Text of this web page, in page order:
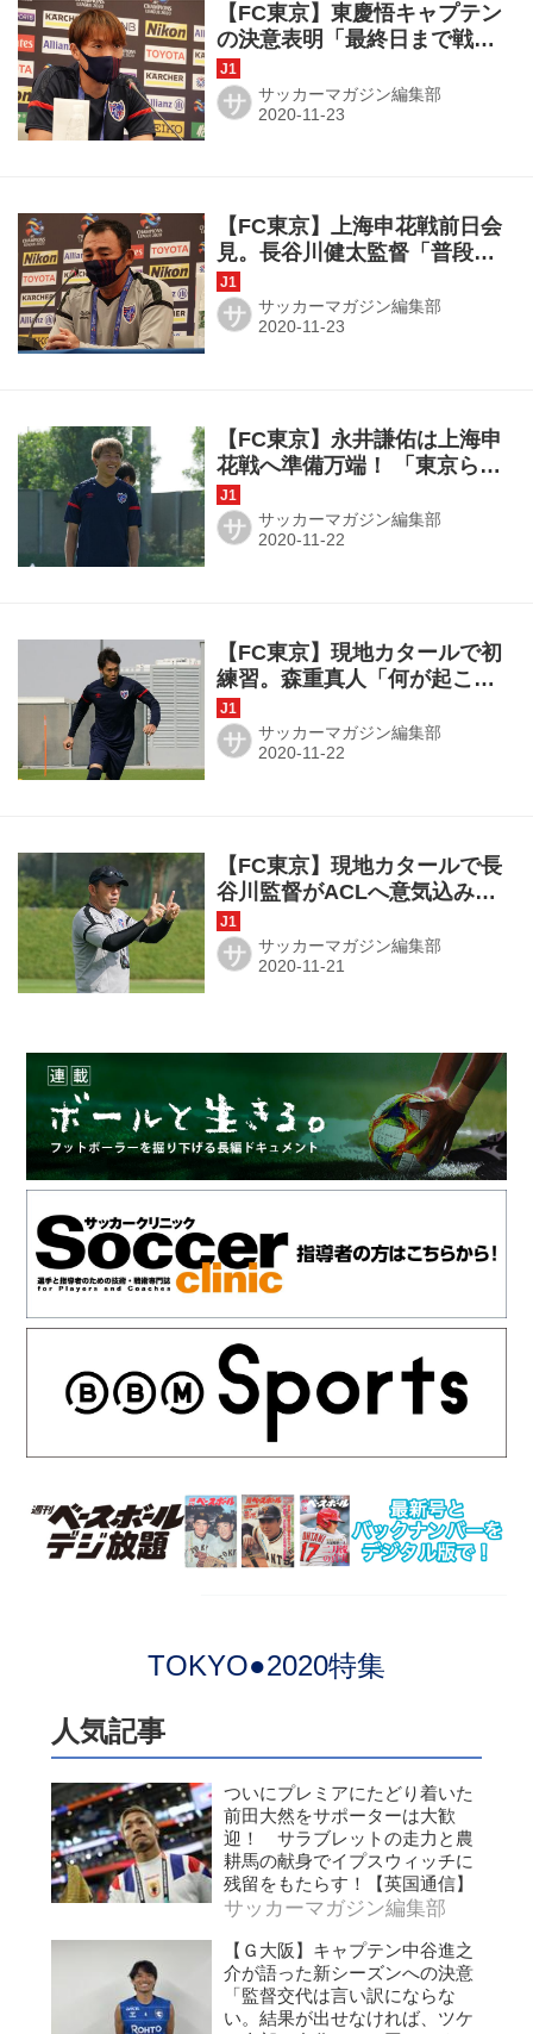
【FC東京】東慶悟キャプテン
の決意表明「最終日まで戦え
るようにやっていく」
サ サッカーマガジン編集部
【FC東京】上海申花戦前日会
見。長谷川健太監督「普段通
りに戦えるかどうか」
サ サッカーマガジン編集部
【FC東京】永井謙佑は上海申
花戦へ準備万端！ 「東京らし
いサッカーをみせる」
サ サッカーマガジン編集部
【FC東京】現地カタールで初
練習。森重真人「何が起こっ
ても対応できると思う」
サ サッカーマガジン編集部
【FC東京】現地カタールで長
谷川監督がACLへ意気込み
「上海申花との2試合がカギ」
サ サッカーマガジン編集部
TOKYO●2020特集
人気記事
ついにプレミアにたどり着いた
前田大然をサポーターは大歓
迎！ サラブレットの走力と農
耕馬の献身でイプスウィッチに
残留をもたらす！【英国通信】
サッカーマガジン編集部
【Ｇ大阪】キャプテン中谷進之
介が語った新シーズンへの決意
「監督交代は言い訳にならな
い。結果が出せなければ、ツケ